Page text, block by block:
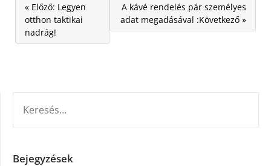
« Előző: Legyen
otthon taktikai
nadrág!
A kávé rendelés pár személyes
adat megadásával :Következő »
Bejegyzések